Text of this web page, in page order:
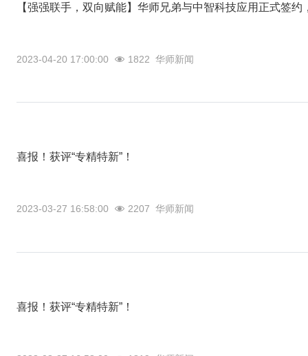
【强强联手，双向赋能】华师兄弟与中智科技应用正式签约
2023-04-20 17:00:00 1822 华师新闻
喜报！获评“专精特新”！
2023-03-27 16:58:00 2207 华师新闻
喜报！获评“专精特新”！